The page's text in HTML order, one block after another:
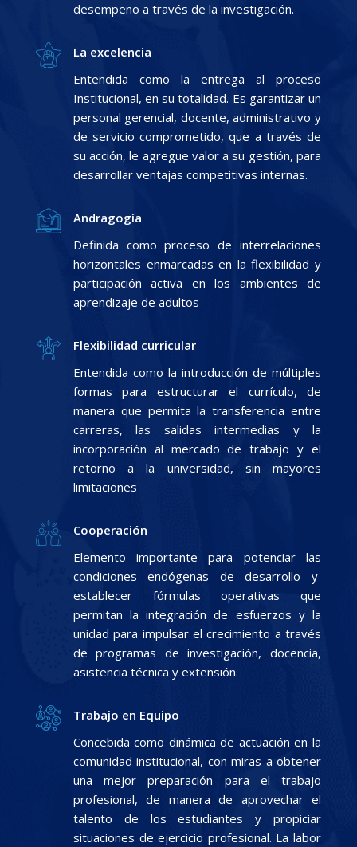
desempeño a través de la investigación.
La excelencia
Entendida como la entrega al proceso
Institucional, en su totalidad. Es garantizar un
personal gerencial, docente, administrativo y
de servicio comprometido, que a través de
su acción, le agregue valor a su gestión, para
desarrollar ventajas competitivas internas.
Andragogía
Definida como proceso de interrelaciones
horizontales enmarcadas en la flexibilidad y
participación activa en los ambientes de
aprendizaje de adultos
Flexibilidad curricular
Entendida como la introducción de múltiples
formas para estructurar el currículo, de
manera que permita la transferencia entre
carreras, las salidas intermedias y la
incorporación al mercado de trabajo y el
retorno a la universidad, sin mayores
limitaciones
Cooperación
Elemento importante para potenciar las
condiciones endógenas de desarrollo y
establecer fórmulas operativas que
permitan la integración de esfuerzos y la
unidad para impulsar el crecimiento a través
de programas de investigación, docencia,
asistencia técnica y extensión.
Trabajo en Equipo
Concebida como dinámica de actuación en la
comunidad institucional, con miras a obtener
una mejor preparación para el trabajo
profesional, de manera de aprovechar el
talento de los estudiantes y propiciar
situaciones de ejercicio profesional. La labor